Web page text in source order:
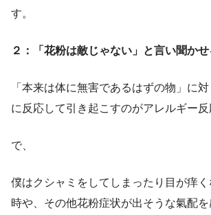
す。
２：「花粉は敵じゃない」と言い聞かせ
「本来は体に無害であるはずの物」に
に反応して引き起こすのがアレルギー反
で、
僕はクシャミをしてしまったり目が痒
時や、その他花粉症状が出そうな氣配を